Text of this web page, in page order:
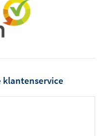
klantenservice